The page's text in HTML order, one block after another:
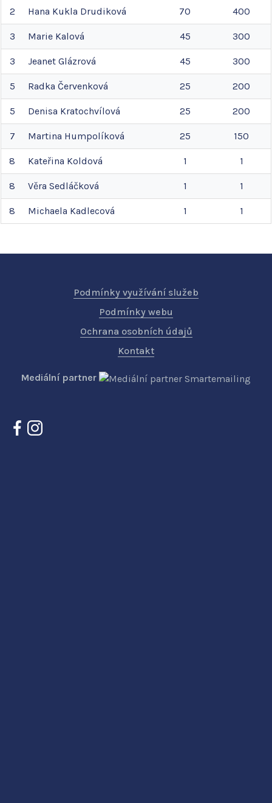
2 Hana Kukla Drudiková 70 400
3 Marie Kalová 45 300
3 Jeanet Glázrová 45 300
5 Radka Červenková 25 200
5 Denisa Kratochvílová 25 200
7 Martina Humpolíková 25 150
8 Kateřina Koldová 1 1
8 Věra Sedláčková 1 1
8 Michaela Kadlecová 1 1
Podmínky využívání služeb
Podmínky webu
Ochrana osobních údajů
Kontakt
Mediální partner